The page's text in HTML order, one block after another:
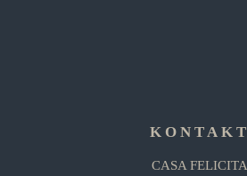
KONTAKT
CASA FELICITA